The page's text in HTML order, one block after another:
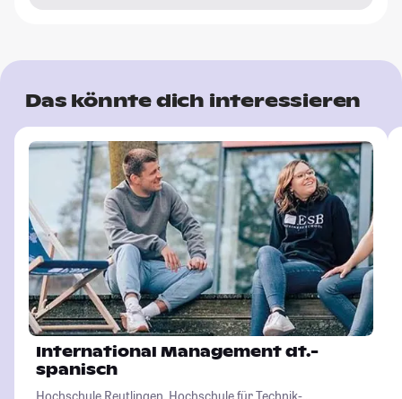
Das könnte dich interessieren
International Management dt.-
spanisch